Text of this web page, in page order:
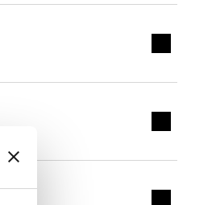
Expand
Expand